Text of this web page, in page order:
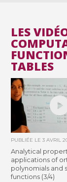
LES
TABLES
PUBLIÉE LE3 AVRIL
Analytical
applications of
polynomials and
functions (3/4)